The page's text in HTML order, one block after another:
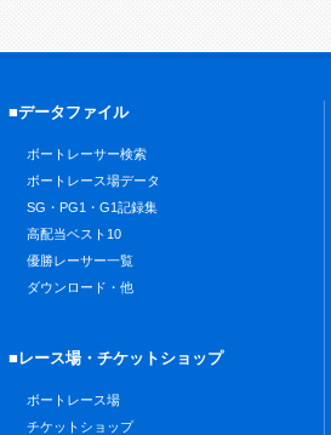
■データファイル
ボートレーサー検索
ボートレース場データ
SG・PG1・G1記録集
高配当ベスト10
優勝レーサー一覧
ダウンロード・他
■レース場・チケットショップ
ボートレース場
チケットショップ